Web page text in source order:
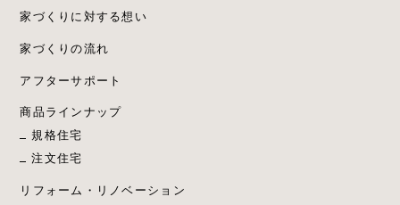
家づくりに対する想い
家づくりの流れ
アフターサポート
商品ラインナップ
規格住宅
注文住宅
リフォーム・リノベーション